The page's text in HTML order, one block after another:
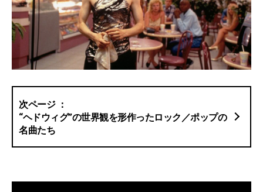
“ヘドウィグ”の世界観を形作ったロック／ポップの
名曲たち